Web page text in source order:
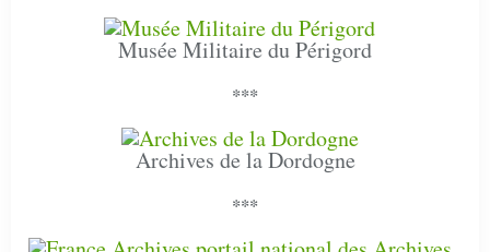
Musée Militaire du Périgord
***
Archives de la Dordogne
***